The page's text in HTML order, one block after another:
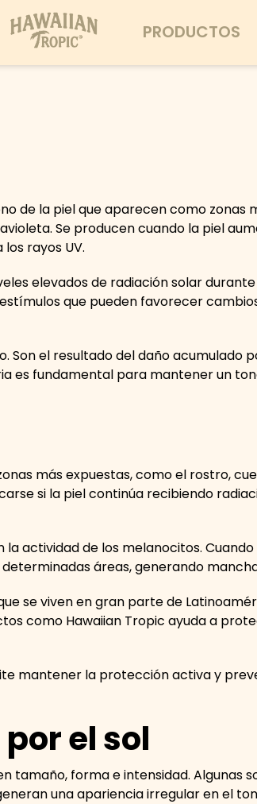
PRODUCTOS
de la piel que aparecen como zonas
Se producen cuando la piel
rayos UV.
elevados de radiación solar
que pueden favorecer
Son el resultado del daño acumulado
es fundamental para mantener un
más expuestas, como el rostro,
si la piel continúa recibiendo
la actividad de los melanocitos.
áreas, generando
se viven en gran parte de
como Hawaiian Tropic ayuda a
mantener la protección activa y
el sol
tamaño, forma e intensidad. Algunas
una apariencia irregular en el